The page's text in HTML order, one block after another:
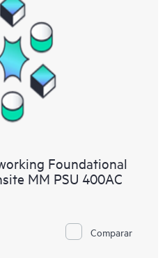
Foundational
MM PSU 400AC
Comparar